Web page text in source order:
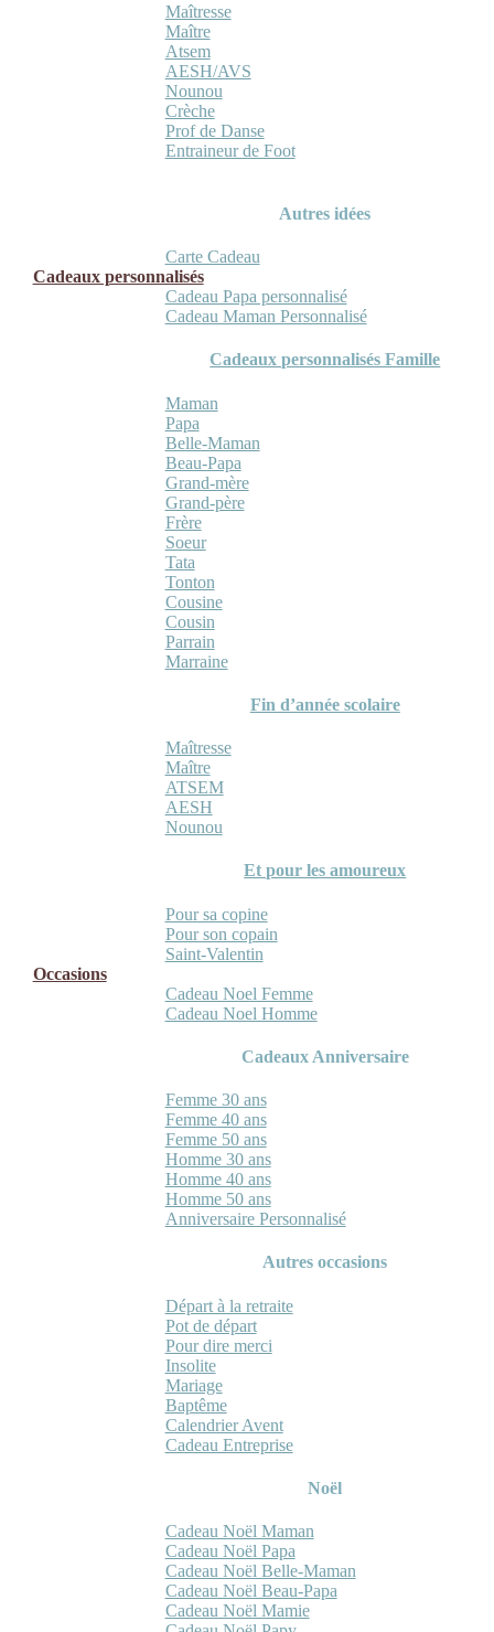
Maîtresse
Maître
Atsem
AESH/AVS
Nounou
Crèche
Prof de Danse
Entraineur de Foot
Autres idées
Carte Cadeau
Cadeaux personnalisés
Cadeau Papa personnalisé
Cadeau Maman Personnalisé
Cadeaux personnalisés Famille
Maman
Papa
Belle-Maman
Beau-Papa
Grand-mère
Grand-père
Frère
Soeur
Tata
Tonton
Cousine
Cousin
Parrain
Marraine
Fin d’année scolaire
Maîtresse
Maître
ATSEM
AESH
Nounou
Et pour les amoureux
Pour sa copine
Pour son copain
Saint-Valentin
Occasions
Cadeau Noel Femme
Cadeau Noel Homme
Cadeaux Anniversaire
Femme 30 ans
Femme 40 ans
Femme 50 ans
Homme 30 ans
Homme 40 ans
Homme 50 ans
Anniversaire Personnalisé
Autres occasions
Départ à la retraite
Pot de départ
Pour dire merci
Insolite
Mariage
Baptême
Calendrier Avent
Cadeau Entreprise
Noël
Cadeau Noël Maman
Cadeau Noël Papa
Cadeau Noël Belle-Maman
Cadeau Noël Beau-Papa
Cadeau Noël Mamie